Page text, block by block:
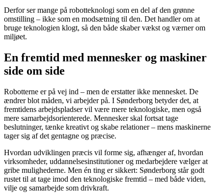
Derfor ser mange på robotteknologi som en del af den grønne
omstilling – ikke som en modsætning til den. Det handler om at
bruge teknologien klogt, så den både skaber vækst og værner om
miljøet.
En fremtid med mennesker og maskiner
side om side
Robotterne er på vej ind – men de erstatter ikke mennesket. De
ændrer blot måden, vi arbejder på. I Sønderborg betyder det, at
fremtidens arbejdspladser vil være mere teknologiske, men også
mere samarbejdsorienterede. Mennesker skal fortsat tage
beslutninger, tænke kreativt og skabe relationer – mens maskinerne
tager sig af det gentagne og præcise.
Hvordan udviklingen præcis vil forme sig, afhænger af, hvordan
virksomheder, uddannelsesinstitutioner og medarbejdere vælger at
gribe mulighederne. Men én ting er sikkert: Sønderborg står godt
rustet til at tage imod den teknologiske fremtid – med både viden,
vilje og samarbejde som drivkraft.